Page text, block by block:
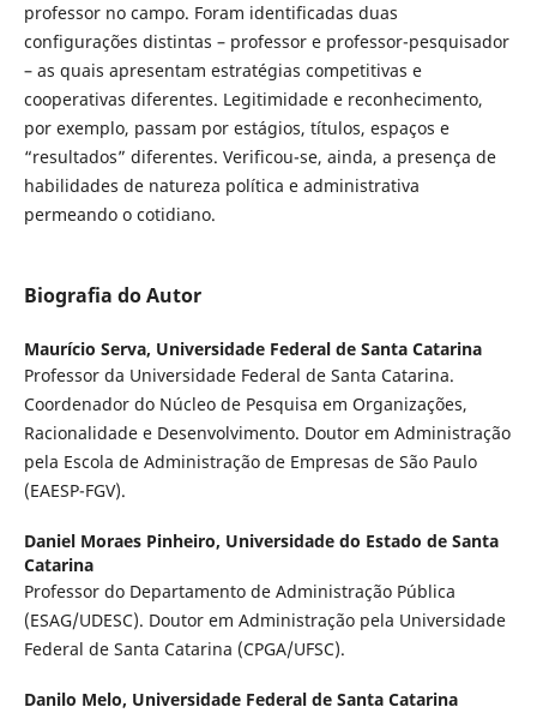
professor no campo. Foram identificadas duas
configurações distintas – professor e professor-pesquisador
– as quais apresentam estratégias competitivas e
cooperativas diferentes. Legitimidade e reconhecimento,
por exemplo, passam por estágios, títulos, espaços e
“resultados” diferentes. Verificou-se, ainda, a presença de
habilidades de natureza política e administrativa
permeando o cotidiano.
Biografia do Autor
Maurício Serva, Universidade Federal de Santa Catarina
Professor da Universidade Federal de Santa Catarina.
Coordenador do Núcleo de Pesquisa em Organizações,
Racionalidade e Desenvolvimento. Doutor em Administração
pela Escola de Administração de Empresas de São Paulo
(EAESP-FGV).
Daniel Moraes Pinheiro, Universidade do Estado de Santa
Catarina
Professor do Departamento de Administração Pública
(ESAG/UDESC). Doutor em Administração pela Universidade
Federal de Santa Catarina (CPGA/UFSC).
Danilo Melo, Universidade Federal de Santa Catarina